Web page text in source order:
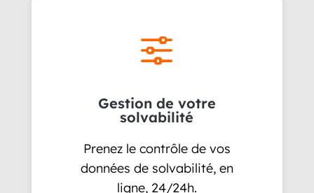
f
Gestion de votre
solvabilité
Prenez le contrôle de vos
données de solvabilité, en
ligne, 24/24h.